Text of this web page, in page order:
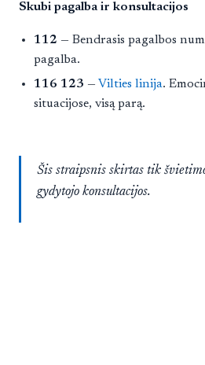
Skubi pagalba ir konsultacijos
112 — Bendrasis pagalbos
pagalba.
116 123 — Vilties linija.
situacijose, visą parą.
Šis straipsnis skirtas tik
gydytojo konsultacijos.